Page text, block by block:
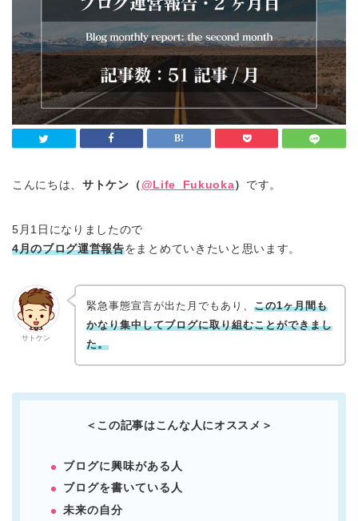
こんにちは、サトケン（@Life_Fukuoka） です。
5月1日になりましたので
4月のブログ運営報告をまとめていきたいと思います。
サトケン
緊急事態宣言が出た月でもあり、 この1ヶ月間も
かなり集中してブログに取り組むことができまし
た。
＜この記事はこんな人にオススメ＞
ブログに興味がある人
ブログを書いている人
未来の自分